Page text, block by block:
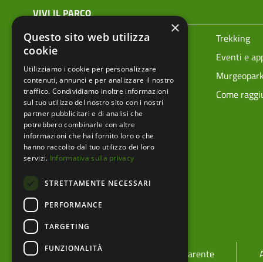
menu top footer
VIVI IL PARCO
Prenota la tua visita
Trekking
Ciclovie
Eventi e
Vivere i parchi in sicurezza
Mappa tecnica
Come
menu footer
Ente Amministrazione trasparente
×
Questo sito web utilizza
cookie
Utilizziamo i cookie per personalizzare
contenuti, annunci e per analizzare il nostro
traffico. Condividiamo inoltre informazioni
sul tuo utilizzo del nostro sito con i nostri
partner pubblicitari e di analisi che
potrebbero combinarle con altre
informazioni che hai fornito loro o che
hanno raccolto dal tuo utilizzo dei loro
servizi. Informativa sulla privacy
STRETTAMENTE NECESSARI
PERFORMANCE
TARGETING
FUNZIONALITÀ